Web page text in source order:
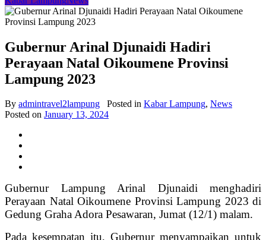
Gubernur Arinal Djunaidi Hadiri
Perayaan Natal Oikoumene Provinsi
Lampung 2023
By admintravel2lampung Posted in Kabar Lampung, News
Posted on January 13, 2024
Gubernur Lampung Arinal Djunaidi menghadiri
Perayaan Natal Oikoumene Provinsi Lampung 2023 di
Gedung Graha Adora Pesawaran, Jumat (12/1) malam.
Pada kesempatan itu, Gubernur menyampaikan untuk